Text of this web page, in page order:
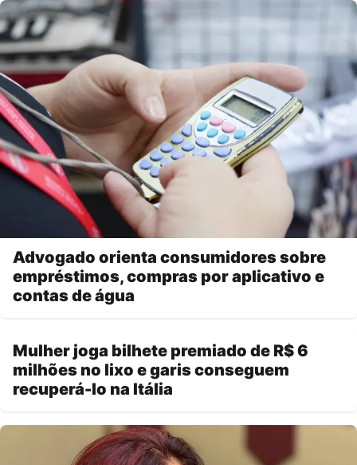
Advogado orienta consumidores sobre
empréstimos, compras por aplicativo e
contas de água
Mulher joga bilhete premiado de R$ 6
milhões no lixo e garis conseguem
recuperá-lo na Itália